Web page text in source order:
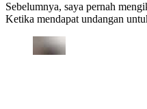
Sebelumnya, saya pernah
Ketika mendapat undangan